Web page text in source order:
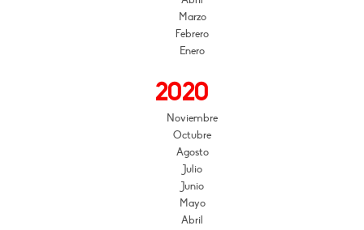
Marzo
Febrero
Enero
2020
Noviembre
Octubre
Agosto
Julio
Junio
Mayo
Abril